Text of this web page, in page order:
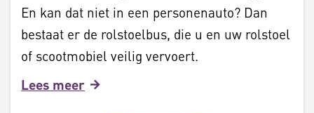
En kan dat niet in een personenauto? Dan
bestaat er de rolstoelbus, die u en uw rolstoel
of scootmobiel veilig vervoert.
Lees meer